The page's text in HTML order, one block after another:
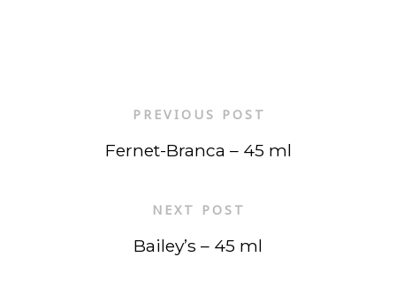
PREVIOUS POST
Fernet-Branca – 45 ml
NEXT POST
Bailey’s – 45 ml